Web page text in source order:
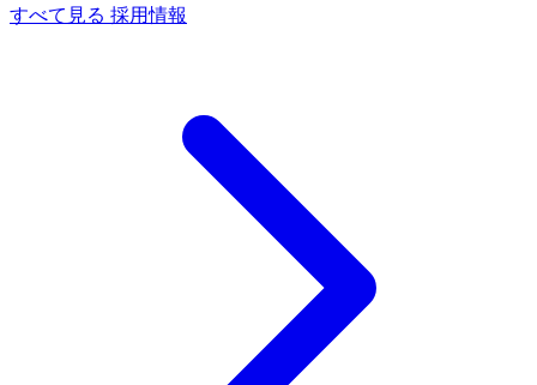
すべて見る 採用情報